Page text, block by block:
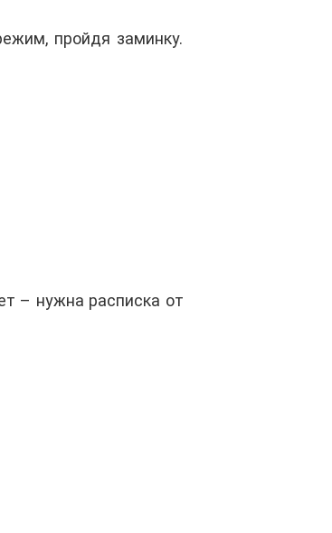
пройдя заминку.
– нужна расписка от